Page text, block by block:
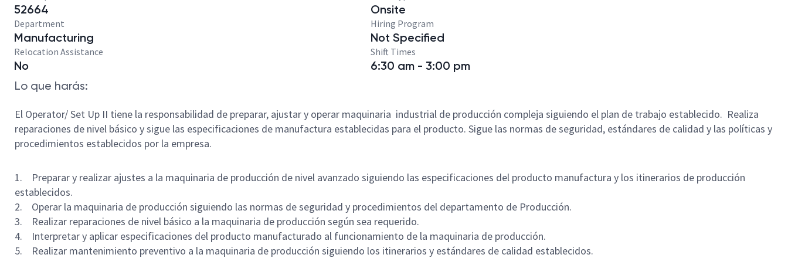
52664 Onsite
Department
Manufacturing
Hiring Program
Not Specified
Relocation Assistance
No
Shift Times
6:30 am - 3:00 pm
Lo que harás:
El Operator/ Set Up II tiene la responsabilidad de preparar, ajustar y operar maquinaria industrial de producción compleja siguiendo el plan de trabajo establecido. Realiza
reparaciones de nivel básico y sigue las especificaciones de manufactura establecidas para el producto. Sigue las normas de seguridad, estándares de calidad y las políticas y
procedimientos establecidos por la empresa.
1. Preparar y realizar ajustes a la maquinaria de producción de nivel avanzado siguiendo las especificaciones del producto manufactura y los itinerarios de producción
establecidos.
2. Operar la maquinaria de producción siguiendo las normas de seguridad y procedimientos del departamento de Producción.
3. Realizar reparaciones de nivel básico a la maquinaria de producción según sea requerido.
4. Interpretar y aplicar especificaciones del producto manufacturado al funcionamiento de la maquinaria de producción.
5. Realizar mantenimiento preventivo a la maquinaria de producción siguiendo los itinerarios y estándares de calidad establecidos.